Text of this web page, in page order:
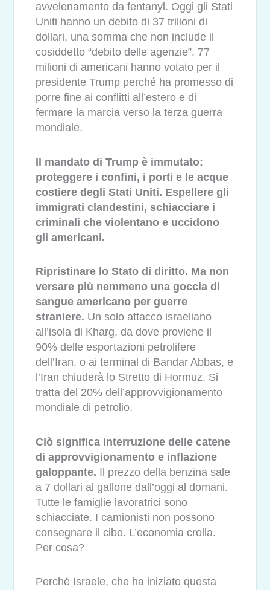
avvelenamento da fentanyl. Oggi gli Stati
Uniti hanno un debito di 37 trilioni di
dollari, una somma che non include il
cosiddetto “debito delle agenzie”. 77
milioni di americani hanno votato per il
presidente Trump perché ha promesso di
porre fine ai conflitti all’estero e di
fermare la marcia verso la terza guerra
mondiale.
Il mandato di Trump è immutato:
proteggere i confini, i porti e le acque
costiere degli Stati Uniti. Espellere gli
immigrati clandestini, schiacciare i
criminali che violentano e uccidono
gli americani.
Ripristinare lo Stato di diritto. Ma non
versare più nemmeno una goccia di
sangue americano per guerre
straniere. Un solo attacco israeliano
all’isola di Kharg, da dove proviene il
90% delle esportazioni petrolifere
dell’Iran, o ai terminal di Bandar Abbas, e
l’Iran chiuderà lo Stretto di Hormuz. Si
tratta del 20% dell’approvvigionamento
mondiale di petrolio.
Ciò significa interruzione delle catene
di approvvigionamento e inflazione
galoppante. Il prezzo della benzina sale
a 7 dollari al gallone dall’oggi al domani.
Tutte le famiglie lavoratrici sono
schiacciate. I camionisti non possono
consegnare il cibo. L’economia crolla.
Per cosa?
Perché Israele, che ha iniziato questa